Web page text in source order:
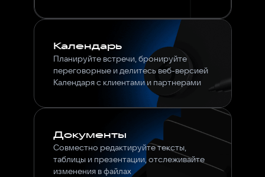
Календарь
Планируйте встречи, бронируйте
переговорные и делитесь веб-версией
Календаря с клиентами и партнерами
Документы
Совместно редактируйте тексты,
таблицы и презентации, отслеживайте
изменения в файлах